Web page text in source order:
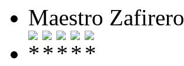
Maestro Zafirero